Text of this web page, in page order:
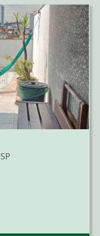
SP